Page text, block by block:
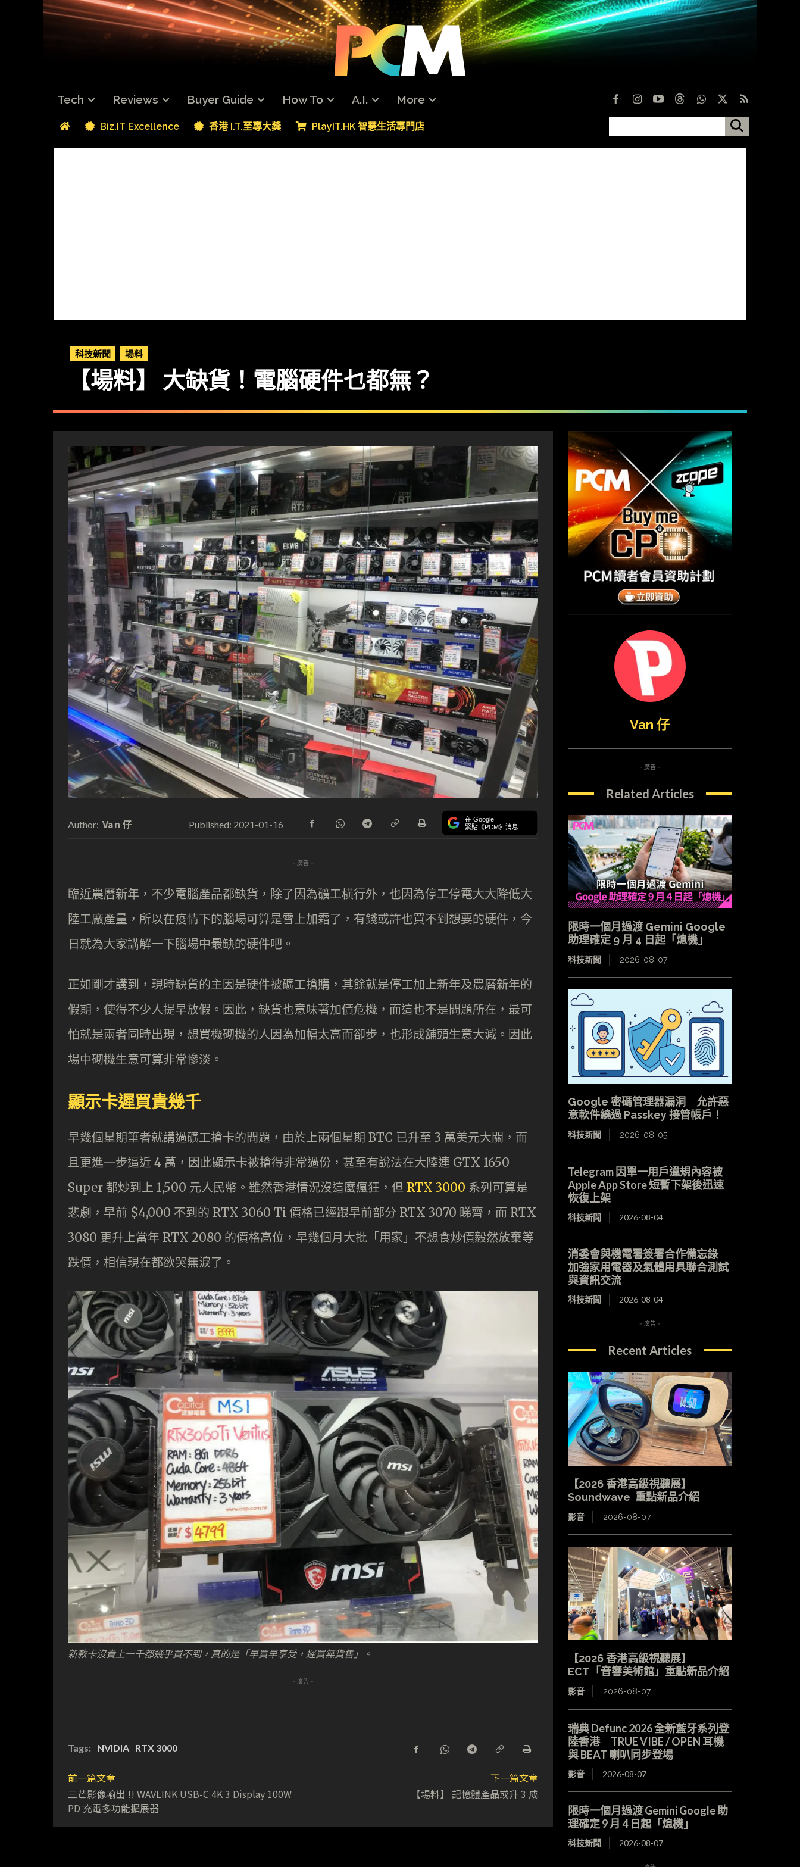
Tech Reviews Buyer Guide How To A.I. More
Biz.IT Excellence 香港 I.T.至專大獎 PlayIT.HK 智慧生活專門店
科技新聞 場料
【場料】 大缺貨！電腦硬件乜都無？
Author: Van 仔 Published: 2021-01-16 在 Google
緊貼《PCM》消息
- 廣告 -
臨近農曆新年，不少電腦產品都缺貨，除了因為礦工橫行外，也因為停工停電大大降低大
陸工廠產量，所以在疫情下的腦場可算是雪上加霜了，有錢或許也買不到想要的硬件，今
日就為大家講解一下腦場中最缺的硬件吧。
正如剛才講到，現時缺貨的主因是硬件被礦工搶購，其餘就是停工加上新年及農曆新年的
假期，使得不少人提早放假。因此，缺貨也意味著加價危機，而這也不是問題所在，最可
怕就是兩者同時出現，想買機砌機的人因為加幅太高而卻步，也形成舖頭生意大減。因此
場中砌機生意可算非常慘淡。
顯示卡遲買貴幾千
早幾個星期筆者就講過礦工搶卡的問題，由於上兩個星期 BTC 已升至 3 萬美元大關，而
且更進一步逼近 4 萬，因此顯示卡被搶得非常過份，甚至有說法在大陸連 GTX 1650
Super 都炒到上 1,500 元人民幣。雖然香港情況沒這麼瘋狂，但 RTX 3000 系列可算是
悲劇，早前 $4,000 不到的 RTX 3060 Ti 價格已經跟早前部分 RTX 3070 睇齊，而 RTX
3080 更升上當年 RTX 2080 的價格高位，早幾個月大批「用家」不想食炒價毅然放棄等
跌價，相信現在都欲哭無淚了。
新款卡沒貴上一千都幾乎買不到，真的是「早買早享受，遲買無貨售」。
- 廣告 -
Tags: NVIDIA RTX 3000
前一篇文章
三芒影像輸出 !! WAVLINK USB-C 4K 3 Display 100W
PD 充電多功能擴展器
下一篇文章
【場料】 記憶體產品或升 3 成
Van 仔
- 廣告 -
Related Articles
限時一個月過渡 Gemini Google
助理確定 9 月 4 日起「熄機」
科技新聞 2026-08-07
Google 密碼管理器漏洞 允許惡
意軟件繞過 Passkey 接管帳戶！
科技新聞 2026-08-05
Telegram 因單一用戶違規內容被
Apple App Store 短暫下架後迅速
恢復上架
科技新聞 2026-08-04
消委會與機電署簽署合作備忘錄
加強家用電器及氣體用具聯合測試
與資訊交流
科技新聞 2026-08-04
- 廣告 -
Recent Articles
【2026 香港高級視聽展】
Soundwave 重點新品介紹
影音 2026-08-07
【2026 香港高級視聽展】
ECT「音響美術館」重點新品介紹
影音 2026-08-07
瑞典 Defunc 2026 全新藍牙系列登
陸香港 TRUE VIBE / OPEN 耳機
與 BEAT 喇叭同步登場
影音 2026-08-07
限時一個月過渡 Gemini Google 助
理確定 9 月 4 日起「熄機」
科技新聞 2026-08-07